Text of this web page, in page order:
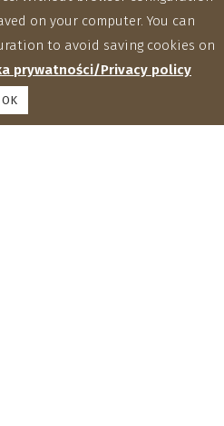
on your computer. You can
to avoid saving cookies on
prywatności/Privacy policy
OK